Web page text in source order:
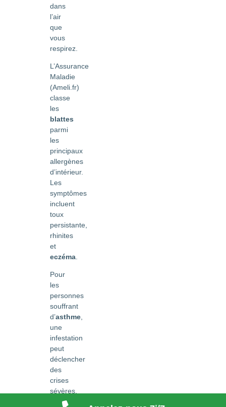
dans
l’air
que
vous
respirez.
L’Assurance
Maladie
(Ameli.fr)
classe
les
blattes
parmi
les
principaux
allergènes
d’intérieur.
Les
symptômes
incluent
toux
persistante,
rhinites
et
eczéma
Pour
les
personnes
souffrant
d’asthme,
une
infestation
peut
déclencher
des
crises
sévères.